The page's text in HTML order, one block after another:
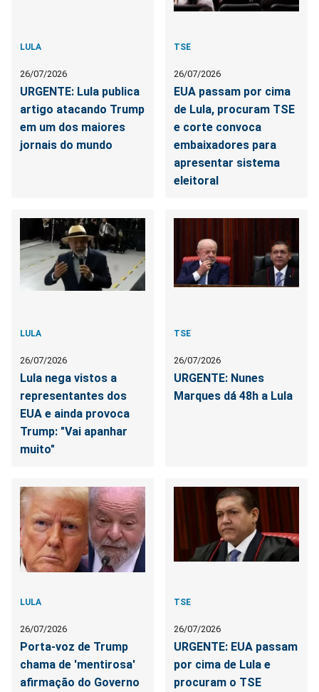
LULA
26/07/2026
URGENTE: Lula publica
artigo atacando Trump
em um dos maiores
jornais do mundo
TSE
26/07/2026
EUA passam por cima
de Lula, procuram TSE
e corte convoca
embaixadores para
apresentar sistema
eleitoral
LULA
26/07/2026
Lula nega vistos a
representantes dos
EUA e ainda provoca
Trump: "Vai apanhar
muito"
TSE
26/07/2026
URGENTE: Nunes
Marques dá 48h a Lula
LULA
26/07/2026
Porta-voz de Trump
chama de 'mentirosa'
afirmação do Governo
TSE
26/07/2026
URGENTE: EUA passam
por cima de Lula e
procuram o TSE